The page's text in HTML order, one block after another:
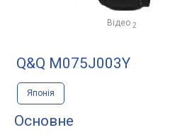
Відео 2
Q&Q M075J003Y
Японія
Основне